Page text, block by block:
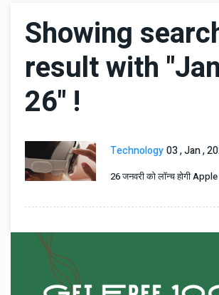
Showing
result with
26" !
Technology03 , Jan ,
26 जनवरी को लॉन्च होगी